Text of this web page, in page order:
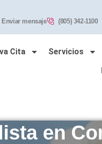
Enviar mensaje (805) 342-1100
Cita Servicios
en